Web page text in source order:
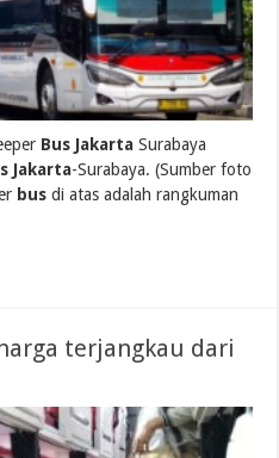
Bus Jakarta Surabaya
Jakarta-Surabaya. (Sumber foto
bus di atas adalah rangkuman
terjangkau dari